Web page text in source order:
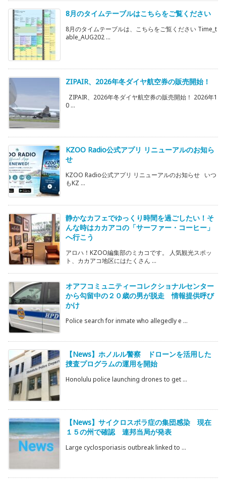
8月のタイムテーブルはこちらをご覧ください
8月のタイムテーブルは、こちらをご覧ください Time_t
able_AUG202 ...
ZIPAIR、2026年冬ダイヤ航空券の販売開始！
ZIPAIR、2026年冬ダイヤ航空券の販売開始！ 2026年1
0 ...
KZOO Radio公式アプリ リニューアルのお知ら
せ
KZOO Radio公式アプリ リニューアルのお知らせ いつ
もKZ ...
静かなカフェでゆっくり時間を過ごしたい！そ
んな時はカカアコの「サーファー・コーヒー」
へ行こう
アロハ！KZOO編集部のミカコです。 人気観光スポッ
ト、カカアコ地区にはたくさん ...
オアフコミュニティーコレクショナルセンター
から勾留中の２０歳の男が脱走 情報提供呼び
かけ
Police search for inmate who allegedly e ...
【News】ホノルル警察 ドローンを活用した
捜査プログラムの運用を開始
Honolulu police launching drones to get ...
【News】サイクロスポラ症の集団感染 現在
１５の州で確認 連邦当局が発表
Large cyclosporiasis outbreak linked to ...